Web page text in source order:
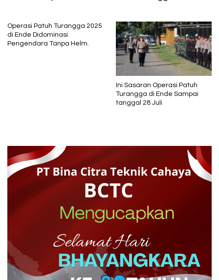
Operasi Patuh Turangga 2025
di Ende Didominasi
Pengendara Tanpa Helm.
Ini Sasaran Operasi Patuh
Turangga di Ende Sampai
tanggal 28 Juli